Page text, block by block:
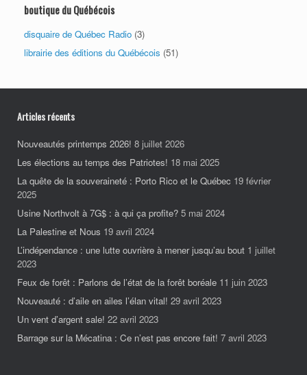
boutique du Québécois
disquaire de Québec Radio (3)
librairie des éditions du Québécois (51)
Articles récents
Nouveautés printemps 2026! 8 juillet 2026
Les élections au temps des Patriotes! 18 mai 2025
La quête de la souveraineté : Porto Rico et le Québec 19 février
2025
Usine Northvolt à 7G$ : à qui ça profite? 5 mai 2024
La Palestine et Nous 19 avril 2024
L’indépendance : une lutte ouvrière à mener jusqu’au bout 1 juillet
2023
Feux de forêt : Parlons de l’état de la forêt boréale 11 juin 2023
Nouveauté : d’aile en ailes l’élan vital! 29 avril 2023
Un vent d’argent sale! 22 avril 2023
Barrage sur la Mécatina : Ce n’est pas encore fait! 7 avril 2023